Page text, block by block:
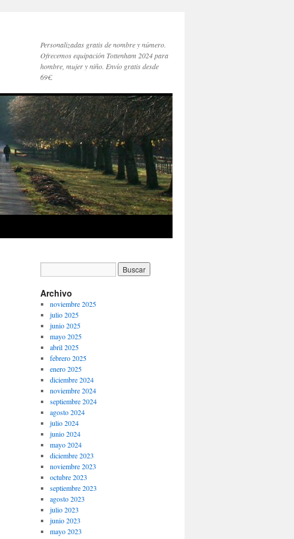
Personalizadas gratis de nombre y número.
Ofrecemos equipación Tottenham 2024 para
hombre, mujer y niño. Envío gratis desde
69€.
Archivo
noviembre 2025
julio 2025
junio 2025
mayo 2025
abril 2025
febrero 2025
enero 2025
diciembre 2024
noviembre 2024
septiembre 2024
agosto 2024
julio 2024
junio 2024
mayo 2024
diciembre 2023
noviembre 2023
octubre 2023
septiembre 2023
agosto 2023
julio 2023
junio 2023
mayo 2023